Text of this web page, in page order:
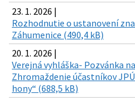
23. 1. 2026 |
Rozhodnutie o ustanovení
Záhumenice (490,4 kB)
20. 1. 2026 |
Verejná vyhláška- Pozvánka
Zhromaždenie účastníkov
hony“ (688,5 kB)